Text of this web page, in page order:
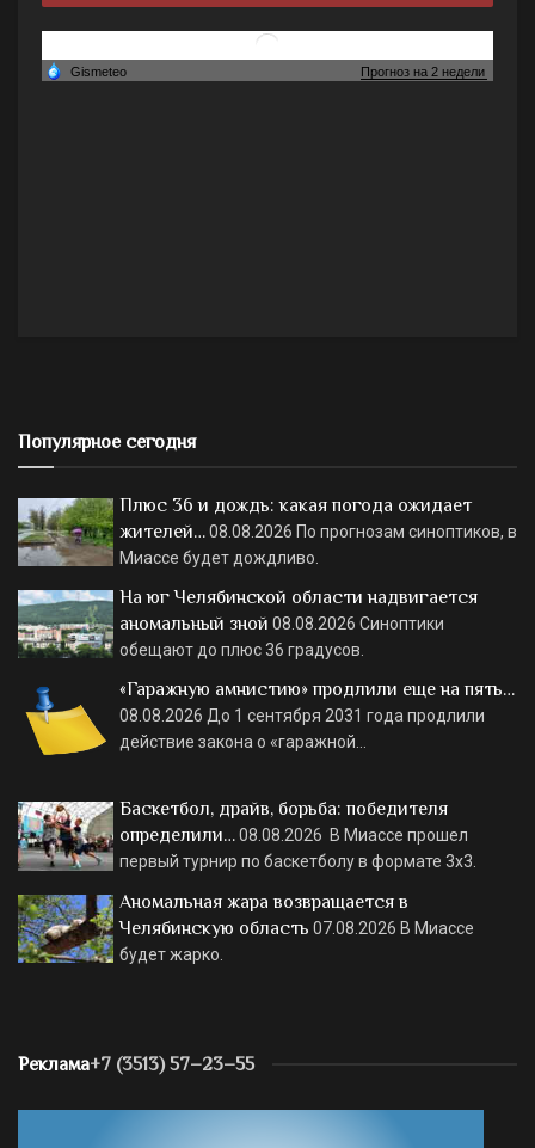
Популярное сегодня
Плюс 36 и дождь: какая погода ожидает
жителей…08.08.2026 По прогнозам синоптиков, в
Миассе будет дождливо.
На юг Челябинской области надвигается
аномальный зной 08.08.2026 Синоптики
обещают до плюс 36 градусов.
«Гаражную амнистию» продлили еще на пять…
08.08.2026 До 1 сентября 2031 года продлили
действие закона о «гаражной…
Баскетбол, драйв, борьба: победителя
определили…08.08.2026 В Миассе прошел
первый турнир по баскетболу в формате 3х3.
Аномальная жара возвращается в
Челябинскую область 07.08.2026 В Миассе
будет жарко.
Реклама+7 (3513) 57–23–55